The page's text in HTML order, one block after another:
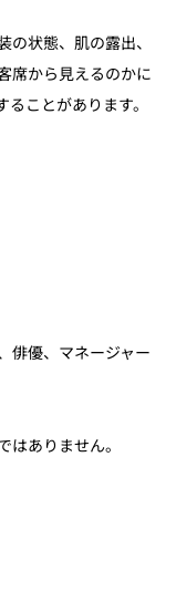
状態、肌の露出、
席から見えるのかに
ことがあります。
俳優、マネージャー
ありません。